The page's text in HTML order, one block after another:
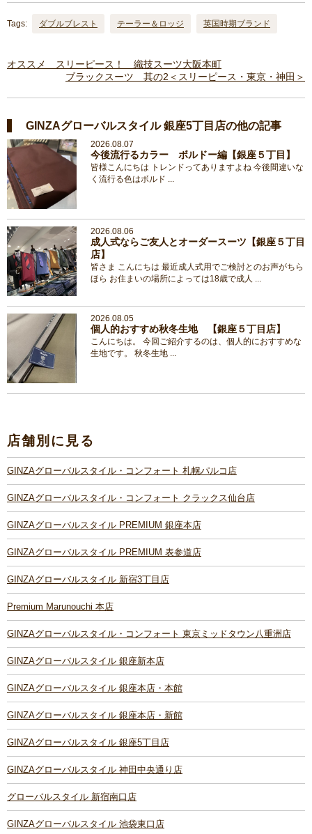
Tags: ダブルブレスト テーラー＆ロッジ 英国時期ブランド
オススメ スリーピース！ 織技スーツ大阪本町
ブラックスーツ 其の2＜スリーピース・東京・神田＞
GINZAグローバルスタイル 銀座5丁目店の他の記事
2026.08.07
今後流行るカラー ボルドー編【銀座５丁目】
皆様こんにちは トレンドってありますよね 今後間違いな
く流行る色はボルド ...
2026.08.06
成人式ならご友人とオーダースーツ【銀座５丁目
店】
皆さま こんにちは 最近成人式用でご検討とのお声がちら
ほら お住まいの場所によっては18歳で成人 ...
2026.08.05
個人的おすすめ秋冬生地 【銀座５丁目店】
こんにちは。 今回ご紹介するのは、個人的におすすめな
生地です。 秋冬生地 ...
店舗別に見る
GINZAグローバルスタイル・コンフォート 札幌パルコ店
GINZAグローバルスタイル・コンフォート クラックス仙台店
GINZAグローバルスタイル PREMIUM 銀座本店
GINZAグローバルスタイル PREMIUM 表参道店
GINZAグローバルスタイル 新宿3丁目店
Premium Marunouchi 本店
GINZAグローバルスタイル・コンフォート 東京ミッドタウン八重洲店
GINZAグローバルスタイル 銀座新本店
GINZAグローバルスタイル 銀座本店・本館
GINZAグローバルスタイル 銀座本店・新館
GINZAグローバルスタイル 銀座5丁目店
GINZAグローバルスタイル 神田中央通り店
グローバルスタイル 新宿南口店
GINZAグローバルスタイル 池袋東口店